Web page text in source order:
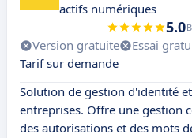
actifs numériques
5.0
Version gratuite Essai
Tarif sur demande
Solution de gestion d'identité
entreprises. Offre une gestion
des autorisations et des mots